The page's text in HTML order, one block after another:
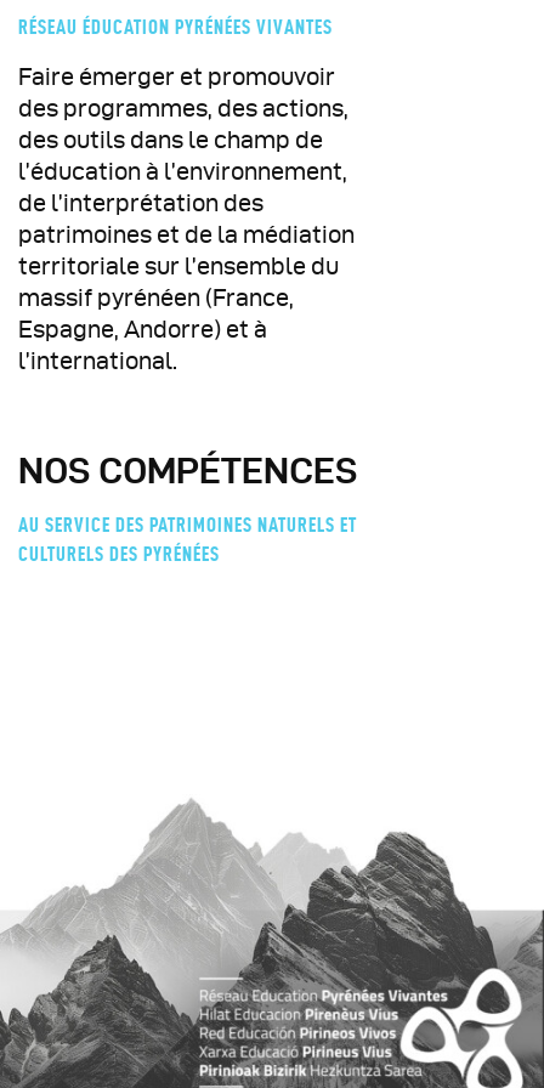
RÉSEAU ÉDUCATION PYRÉNÉES VIVANTES
Faire émerger et promouvoir
des programmes, des actions,
des outils dans le champ de
l’éducation à l’environnement,
de l’interprétation des
patrimoines et de la médiation
territoriale sur l’ensemble du
massif pyrénéen (France,
Espagne, Andorre) et à
l’international.
NOS COMPÉTENCES
AU SERVICE DES PATRIMOINES NATURELS ET
CULTURELS DES PYRÉNÉES